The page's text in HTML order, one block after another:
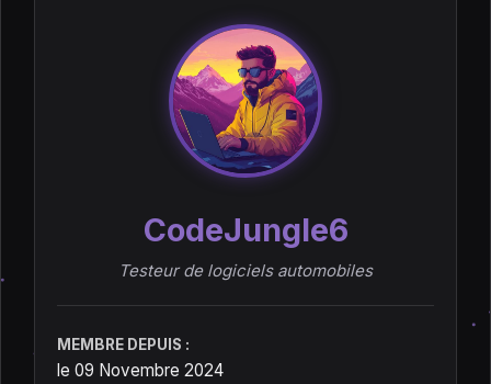
CodeJungle6
Testeur de logiciels automobiles
MEMBRE DEPUIS :
le 09 Novembre 2024